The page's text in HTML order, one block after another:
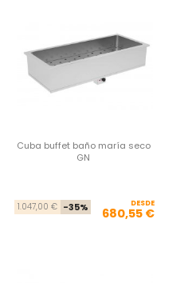
Cuba buffet baño maría seco
GN
Precio
1.047,00 € -35% Precio
DESDE
680,55 €